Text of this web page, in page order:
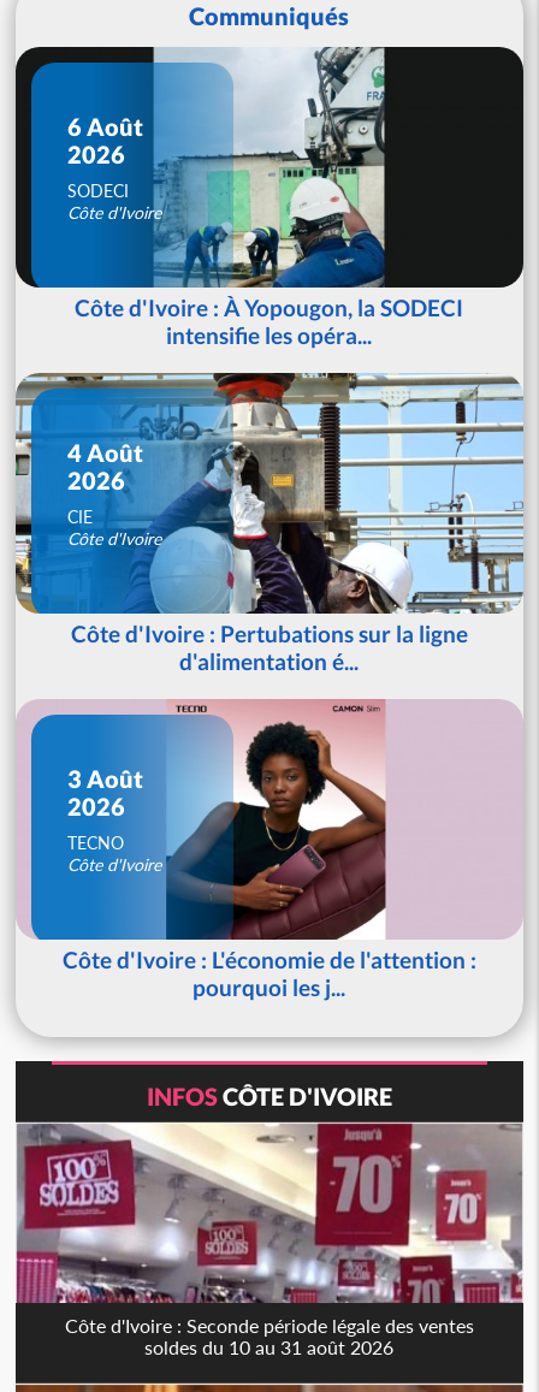
Communiqués
6 Août
2026
SODECI
Côte d'Ivoire
Côte d'Ivoire : À Yopougon, la SODECI
intensifie les opéra...
4 Août
2026
CIE
Côte d'Ivoire
Côte d'Ivoire : Pertubations sur la ligne
d'alimentation é...
3 Août
2026
TECNO
Côte d'Ivoire
Côte d'Ivoire : L'économie de l'attention :
pourquoi les j...
INFOSCÔTE D'IVOIRE
Côte d'Ivoire : Seconde période légale des ventes
soldes du 10 au 31 août 2026